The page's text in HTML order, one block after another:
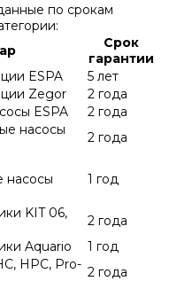
по срокам
Срок
гарантии
ESPA
5 лет
Zegor
2 года
ESPA
2 года
насосы
2 года
насосы
1 год
KIT 06,
2 года
Aquario
1 год
HPC, Pro- 2 года